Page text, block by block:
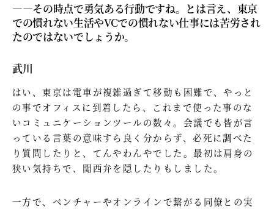
—―その時点で勇気ある行動ですね。とは言え、東京
での慣れない生活やVCでの慣れない仕事には苦労され
たのではないでしょうか。
武川
はい、東京は電車が複雑過ぎて移動も困難で、やっと
の事でオフィスに到着したら、これまで使った事のな
いコミュニケーションツールの数々。会議でも皆が言
っている言葉の意味すら良く分からず、必死に調べた
り質問したりと、てんやわんやでした。最初は肩身の
狭い気持ちで、関西弁を隠したりもしました。
一方で、ベンチャーやオンラインで繋がる同僚との実